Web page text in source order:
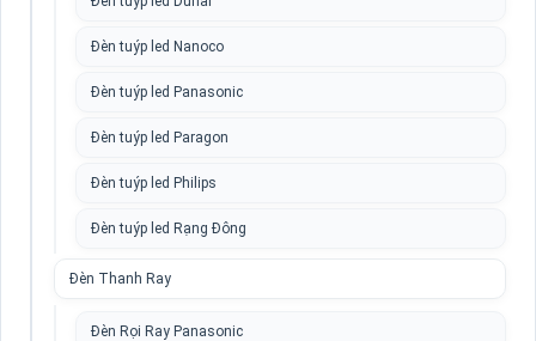
Đèn tuýp led Nanoco
Đèn tuýp led Panasonic
Đèn tuýp led Paragon
Đèn tuýp led Philips
Đèn tuýp led Rạng Đông
Đèn Thanh Ray
Đèn Rọi Ray Panasonic